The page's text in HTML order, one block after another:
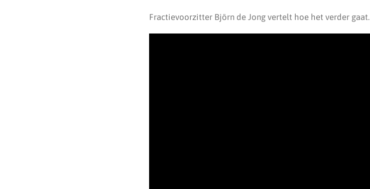
Fractievoorzitter Björn de Jong vertelt hoe het verder gaat.